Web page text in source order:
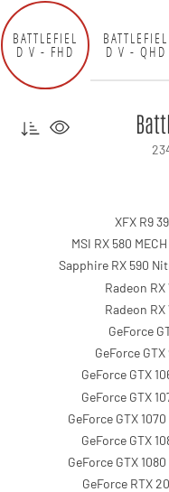
BATTLEFIEL
D V - FHD
BATTLEFIEL
D V - QHD
XFX R9
MSI RX 580
Sapphire RX 590
Radeon RX
Radeon RX
GeForce
GeForce
GeForce GTX
GeForce GTX
GeForce GTX
GeForce GTX
GeForce GTX
GeForce RTX